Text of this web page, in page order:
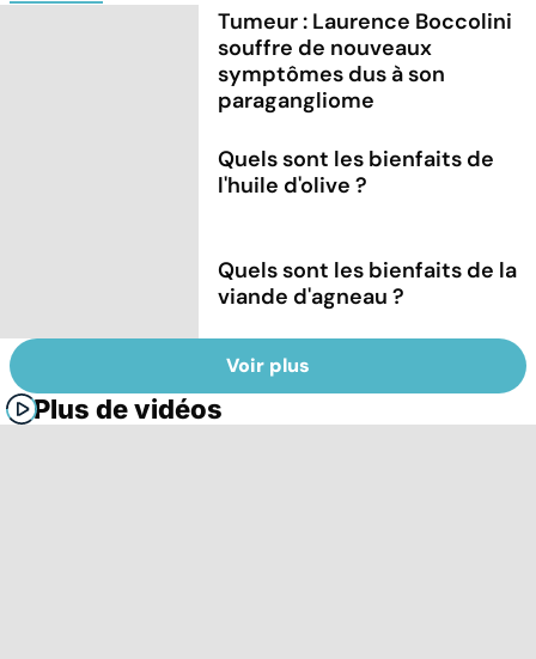
Tumeur : Laurence Boccolini
souffre de nouveaux
symptômes dus à son
paragangliome
Quels sont les bienfaits de
l'huile d'olive ?
Quels sont les bienfaits de la
viande d'agneau ?
Voir plus
Plus de vidéos